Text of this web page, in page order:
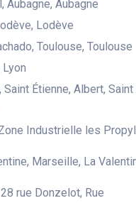
Aubagne, Aubagne
Lodève
Toulouse, Toulouse
Lyon
Étienne, Albert, Saint
Industrielle les
Marseille, La
rue Donzelot, Rue